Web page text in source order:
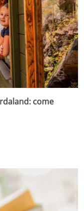
come